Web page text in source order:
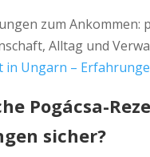
zum Ankommen:
Alltag und
in Ungarn –
Pogácsa-
sicher?